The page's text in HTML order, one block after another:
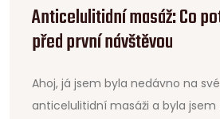
Anticelulitidní masáž: Co
před první návštěvou
Ahoj, já jsem byla nedávno na
anticelulitidní masáži a byla jsem z